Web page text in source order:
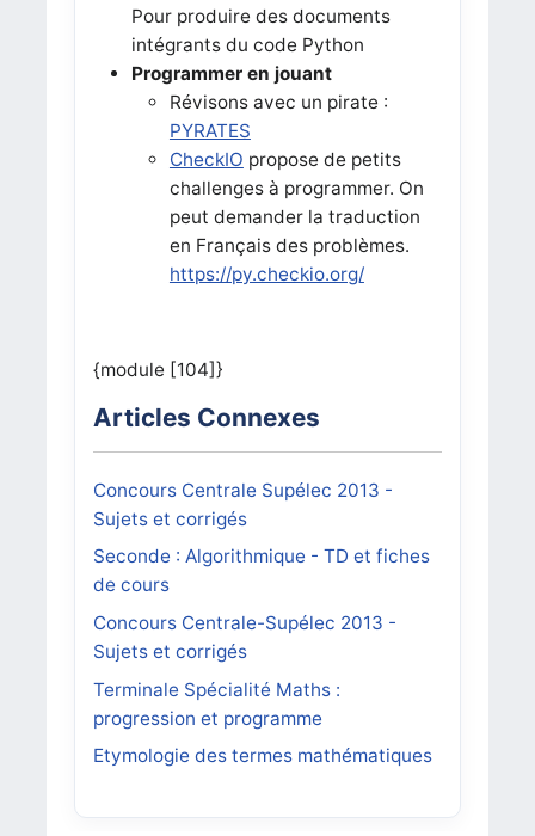
Pour produire des documents
intégrants du code Python
Programmer en jouant
Révisons avec un pirate :
PYRATES
CheckIO propose de petits
challenges à programmer. On
peut demander la traduction
en Français des problèmes.
https://py.checkio.org/
{module [104]}
Articles Connexes
Concours Centrale Supélec 2013 -
Sujets et corrigés
Seconde : Algorithmique - TD et fiches
de cours
Concours Centrale-Supélec 2013 -
Sujets et corrigés
Terminale Spécialité Maths :
progression et programme
Etymologie des termes mathématiques